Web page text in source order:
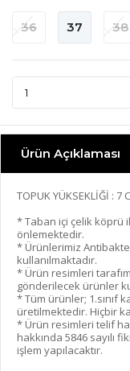
36 37 38
Ürün Açıklaması
TOPUK YÜKSEKLİĞİ : 7
* Taban içi çelik köprü
önlemektedir.
* Ürünlerimiz
kullanılmaktadır.
* Ürün resimleri
gönderilecek ürünler
* Tüm ürünler; 1.sınıf
üretilmektedir. Hiçbir
* Ürün resimleri telif
hakkında 5846 sayılı
işlem yapılacaktır.